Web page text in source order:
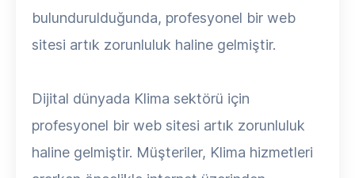
bulundurulduğunda, profesyonel bir web
sitesi artık zorunluluk haline gelmiştir.
Dijital dünyada Klima sektörü için
profesyonel bir web sitesi artık zorunluluk
haline gelmiştir. Müşteriler, Klima hizmetleri